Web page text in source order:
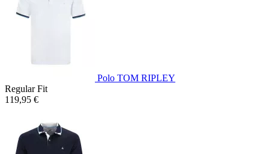
Polo TOM RIPLEY
Regular Fit
119,95 €